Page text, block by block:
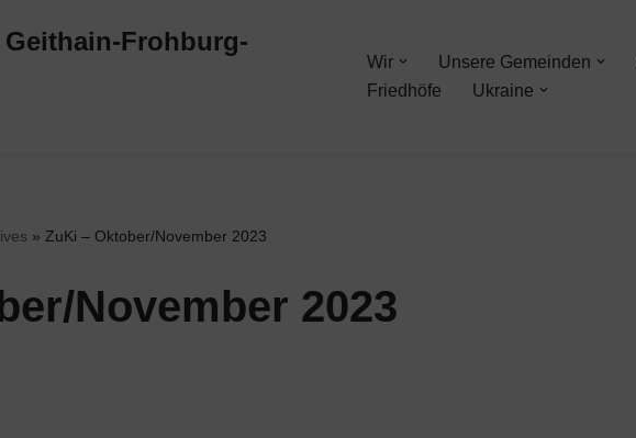
Frohburg-
Wir Unsere Gemeinden
Friedhöfe
Ukraine
» ZuKi – Oktober/November 2023
November 2023